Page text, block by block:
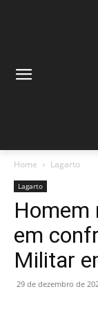
Home Lagarto
Lagarto
Homem
em
Militar
29 de dezembro de